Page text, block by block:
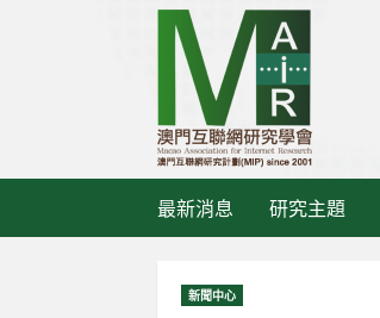
最新消息 研究主題
新聞中心